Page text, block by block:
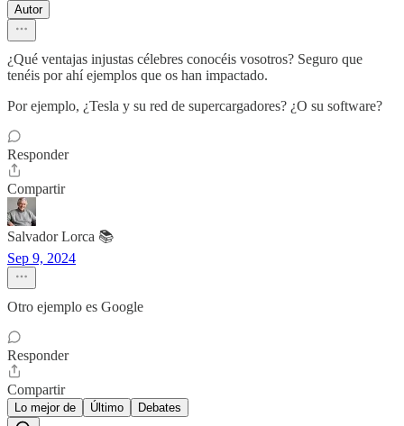
Autor
¿Qué ventajas injustas célebres conocéis vosotros? Seguro que
tenéis por ahí ejemplos que os han impactado.
Por ejemplo, ¿Tesla y su red de supercargadores? ¿O su software?
Responder
Compartir
Salvador Lorca 📚
Sep 9, 2024
Otro ejemplo es Google
Responder
Compartir
Lo mejor de Último Debates